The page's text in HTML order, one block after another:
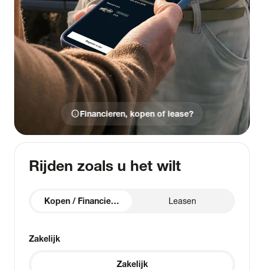
infoFinancieren, kopen of lease?
Rijden zoals u het wilt
Kopen / Financieren Leasen
Zakelijk
Zakelijk